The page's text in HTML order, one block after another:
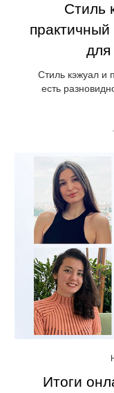
Стиль
Стиль кэжуал и
есть
Итоги